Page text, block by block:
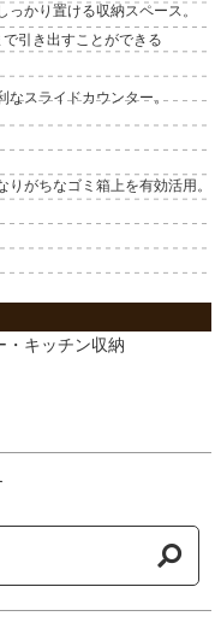
っかり置ける収納スペース。
引き出すことができる
なスライドカウンター。
りがちなゴミ箱上を有効活用。
・キッチン収納